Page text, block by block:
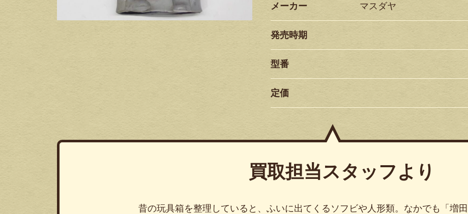
メーカー マスダヤ
発売時期
型番
定価
買取担当スタッフより
昔の玩具箱を整理していると、ふいに出てくるソフビや人形類。なかでも「増田